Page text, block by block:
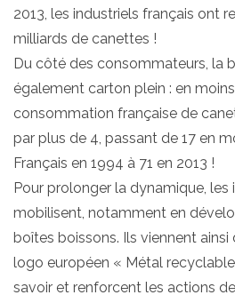
2013, les industriels français ont
milliards de canettes !
Du côté des consommateurs, la
également carton plein : en
consommation française de
par plus de 4, passant de 17 en
Français en 1994 à 71 en 2013 !
Pour prolonger la dynamique, les
mobilisent, notamment en
boîtes boissons. Ils viennent ainsi
logo européen « Métal recyclable
savoir et renforcent les actions